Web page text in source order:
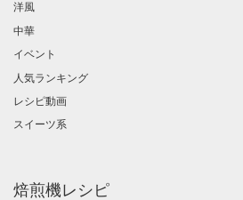
洋風
中華
イベント
人気ランキング
レシピ動画
スイーツ系
焙煎機レシピ